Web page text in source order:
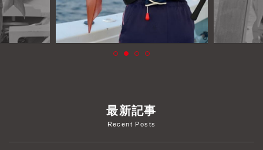
最新記事
Recent Posts